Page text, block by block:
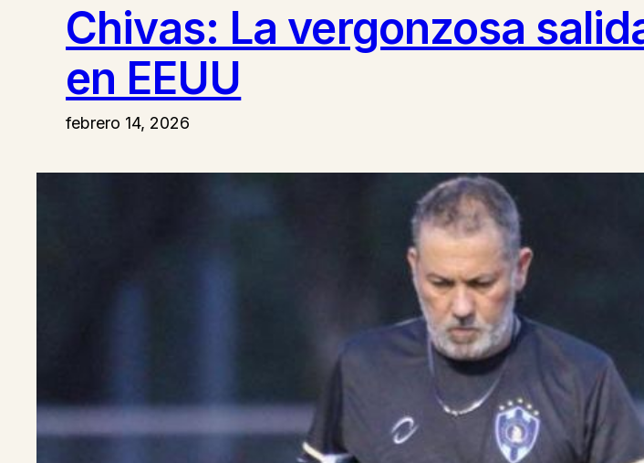
Chivas: La vergonzosa
en EEUU
febrero 14, 2026